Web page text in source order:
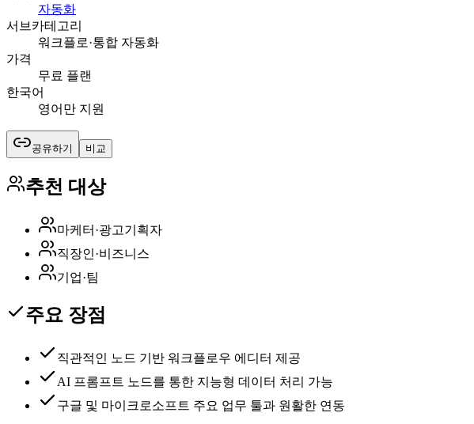
자동화
서브카테고리
워크플로·통합 자동화
가격
무료 플랜
한국어
영어만 지원
공유하기 비교
추천 대상
마케터·광고기획자
직장인·비즈니스
기업·팀
주요 장점
직관적인 노드 기반 워크플로우 에디터 제공
AI 프롬프트 노드를 통한 지능형 데이터 처리 가능
구글 및 마이크로소프트 주요 업무 툴과 원활한 연동